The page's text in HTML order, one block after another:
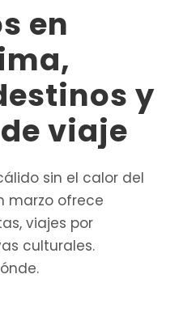
en
y
viaje
sin el calor del
marzo ofrece
viajes por
culturales.